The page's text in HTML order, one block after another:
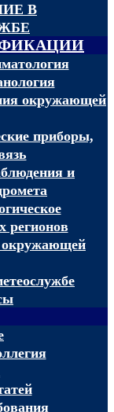
В
окружающей
приборы,
и
регионов
окружающей